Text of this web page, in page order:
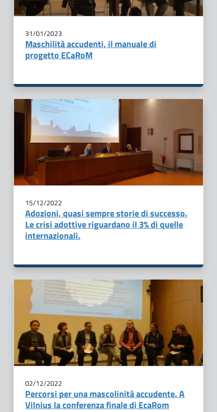
31/01/2023
Maschilità accudenti, il manuale di
progetto ECaRoM
15/12/2022
Adozioni, quasi sempre storie di successo.
Le crisi adottive riguardano il 3% di quelle
internazionali.
02/12/2022
Percorsi per una mascolinità accudente. A
Vilnius la conferenza finale di EcaRom